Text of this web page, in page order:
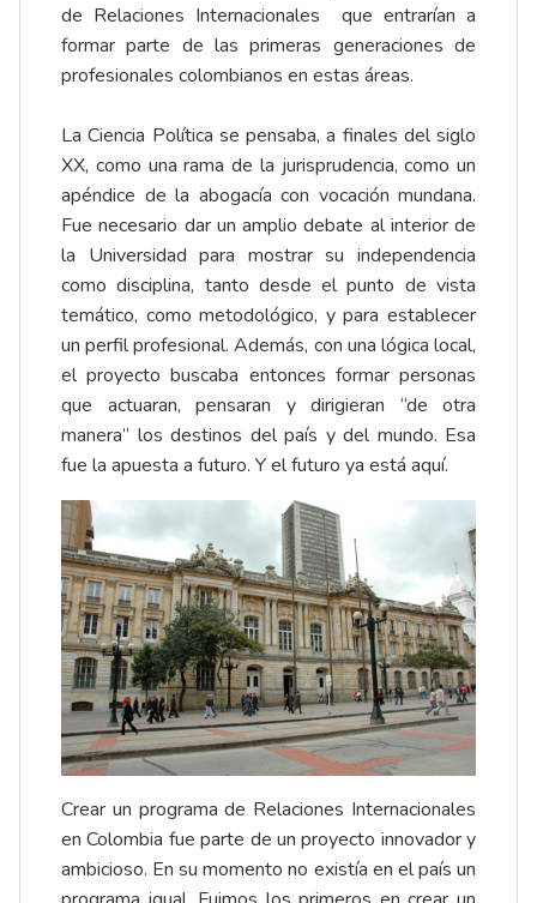
de Relaciones Internacionales que entrarían a
formar parte de las primeras generaciones de
profesionales colombianos en estas áreas.
La Ciencia Política se pensaba, a finales del siglo
XX, como una rama de la jurisprudencia, como un
apéndice de la abogacía con vocación mundana.
Fue necesario dar un amplio debate al interior de
la Universidad para mostrar su independencia
como disciplina, tanto desde el punto de vista
temático, como metodológico, y para establecer
un perfil profesional. Además, con una lógica local,
el proyecto buscaba entonces formar personas
que actuaran, pensaran y dirigieran “de otra
manera” los destinos del país y del mundo. Esa
fue la apuesta a futuro. Y el futuro ya está aquí.
Crear un programa de Relaciones Internacionales
en Colombia fue parte de un proyecto innovador y
ambicioso. En su momento no existía en el país un